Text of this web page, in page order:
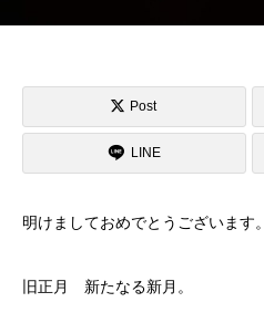
Post
LINE
明けましておめでとうございます。
旧正月 新たなる新月。